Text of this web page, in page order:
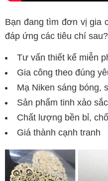
Bạn đang tìm đơn vị gia
đáp ứng các tiêu chí sau?
Tư vấn thiết kế miễn
Gia công theo đúng
Mạ Niken sáng bóng,
Sản phẩm tinh xảo
Chất lượng bền bỉ,
Giá thành cạnh tranh